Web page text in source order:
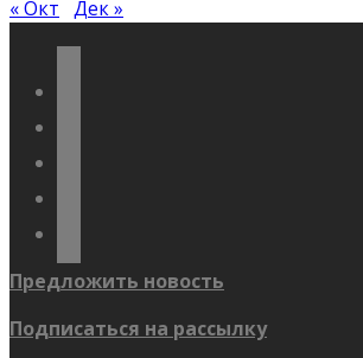
« Окт Дек »
Предложить новость
Подписаться на рассылку